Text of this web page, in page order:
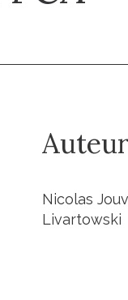
Nicolas
Livartowski